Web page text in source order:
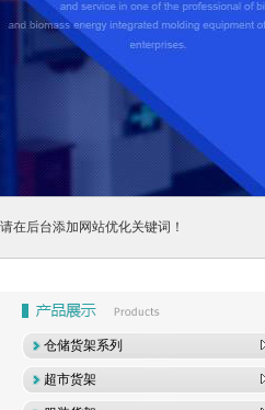
请在后台添加网站优化关键词！
仓储货架系列
超市货架